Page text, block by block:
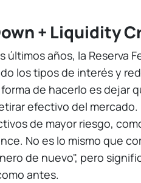
+ Liquidity
años, la Reserva
los tipos de interés y
de hacerlo es dejar
efectivo del
de mayor riesgo,
No es lo mismo que
de nuevo", pero
antes.